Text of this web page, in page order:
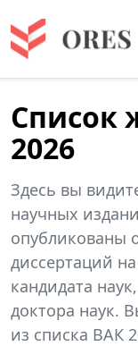
Список
2026
Здесь вы
научных
опубликованы
диссертаций
кандидата
доктора наук.
из списка ВАК